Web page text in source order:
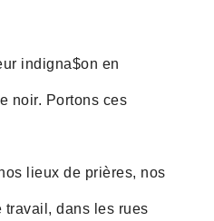
indigna$on en
noir. Portons ces
lieux de prières, nos
travail, dans les rues